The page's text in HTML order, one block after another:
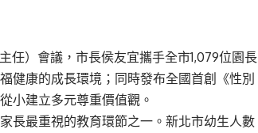
任）會議，市長侯友宜攜手全市1,079位園長
健康的成長環境；同時發布全國首創《性別
小建立多元尊重價值觀。
長最重視的教育環節之一。新北市幼生人數